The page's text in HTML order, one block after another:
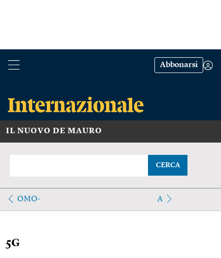
Abbonarsi
IL NUOVO DE MAURO
CERCA
OMO- A
5G